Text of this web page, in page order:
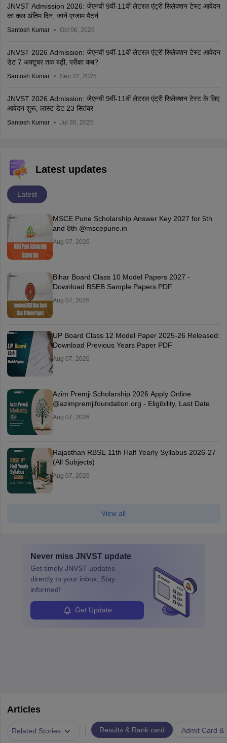
JNVST Admission 2026: जेएनवी 9वीं-11वीं लेटरल एंट्री सिलेक्शन टेस्ट आवेदन
का कल अंतिम दिन, जानें एग्जाम पैटर्न
Santosh Kumar Oct 06, 2025
JNVST 2026 Admission: जेएनवी 9वीं-11वीं लेटरल एंट्री सिलेक्शन टेस्ट आवेदन
डेट 7 अक्टूबर तक बढ़ी, परीक्षा कब?
Santosh Kumar Sep 22, 2025
JNVST 2026 Admission: जेएनवी 9वीं-11वीं लेटरल एंट्री सिलेक्शन टेस्ट के लिए
आवेदन शुरू, लास्ट डेट 23 सितंबर
Santosh Kumar Jul 30, 2025
Latest updates
Latest
MSCE Pune Scholarship Answer Key 2027 for 5th
and 8th @mscepune.in
Aug 07, 2026
Bihar Board Class 10 Model Papers 2027 -
Download BSEB Sample Papers PDF
Aug 07, 2026
UP Board Class 12 Model Paper 2025‑26 Released:
Download Previous Years Paper PDF
Aug 07, 2026
Azim Premji Scholarship 2026 Apply Online
@azimpremjifoundation.org - Eligibility, Last Date
Aug 07, 2026
Rajasthan RBSE 11th Half Yearly Syllabus 2026-27
(All Subjects)
Aug 07, 2026
View all
Never miss JNVST update
Get timely JNVST updates
directly to your inbox. Stay
informed!
Get Update
Articles
Related Stories Results & Rank card Admit Card &